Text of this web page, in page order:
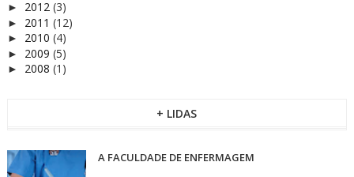
► 2012 (3)
► 2011 (12)
► 2010 (4)
► 2009 (5)
► 2008 (1)
+ LIDAS
A FACULDADE DE ENFERMAGEM